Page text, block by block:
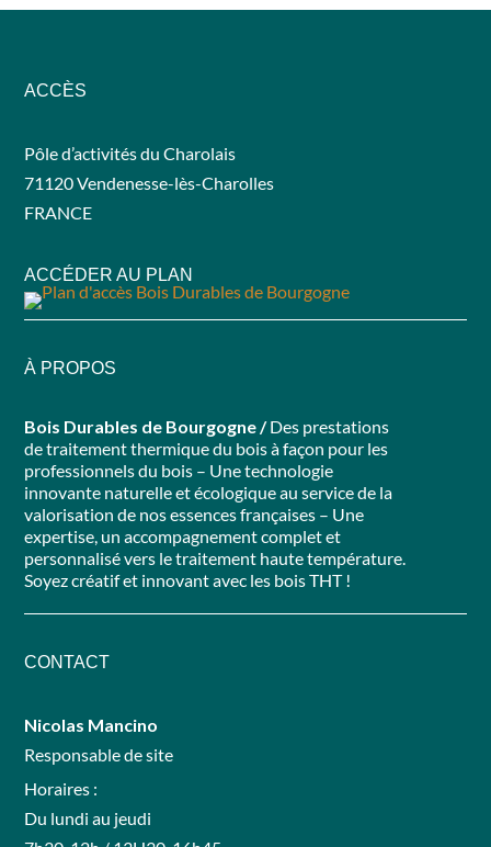
ACCÈS
Pôle d’activités du Charolais
71120 Vendenesse-lès-Charolles
FRANCE
ACCÉDER AU PLAN
À PROPOS
Bois Durables de Bourgogne /Des prestations
de traitement thermique du bois à façon pour les
professionnels du bois – Une technologie
innovante naturelle et écologique au service de la
valorisation de nos essences françaises – Une
expertise, un accompagnement complet et
personnalisé vers le traitement haute température.
Soyez créatif et innovant avec les bois THT !
CONTACT
Nicolas Mancino
Responsable de site
Horaires :
Du lundi au jeudi